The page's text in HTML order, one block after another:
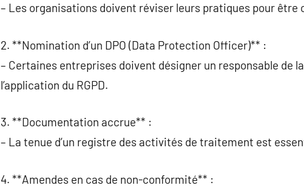
– Les organisations doivent réviser leurs pratiques pour être
2. **Nomination d’un DPO (Data Protection Officer)** :
– Certaines entreprises doivent désigner un responsable de
l’application du RGPD.
3. **Documentation accrue** :
– La tenue d’un registre des activités de traitement est
4. **Amendes en cas de non-conformité** :